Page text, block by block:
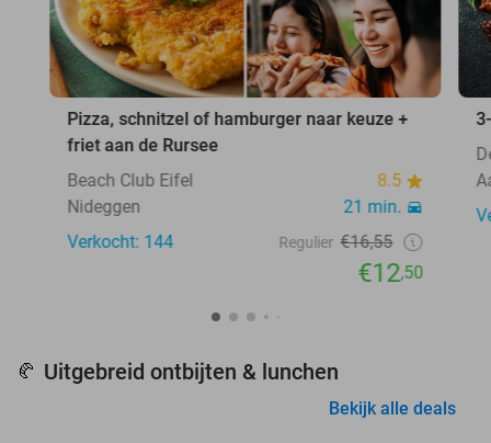
Pizza, schnitzel of hamburger naar keuze +
friet aan de Rursee
Beach Club Eifel
8.5
Nideggen
21 min.
Verkocht: 144
Regulier €16,55
€12,50
🥐 Uitgebreid ontbijten & lunchen
Bekijk alle deals